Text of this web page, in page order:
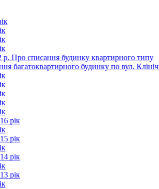
Про списання будинку квартирного типу
будинку по вул.
рік
рік
рік
рік